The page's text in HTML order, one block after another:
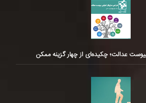
عدالت؛ چکیده‌ای از چهار گزینه ممکن